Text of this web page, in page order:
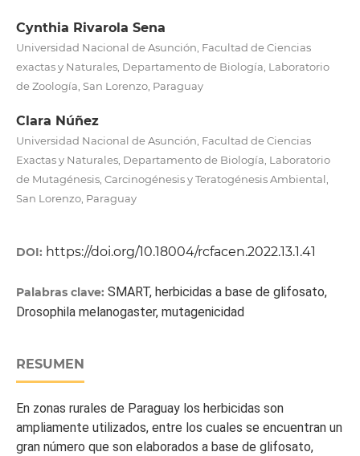
Cynthia Rivarola Sena
Universidad Nacional de Asunción, Facultad de Ciencias
exactas y Naturales, Departamento de Biología, Laboratorio
de Zoología, San Lorenzo, Paraguay
Clara Núñez
Universidad Nacional de Asunción, Facultad de Ciencias
Exactas y Naturales, Departamento de Biología, Laboratorio
de Mutagénesis, Carcinogénesis y Teratogénesis Ambiental,
San Lorenzo, Paraguay
DOI: https://doi.org/10.18004/rcfacen.2022.13.1.41
Palabras clave: SMART, herbicidas a base de glifosato,
Drosophila melanogaster, mutagenicidad
RESUMEN
En zonas rurales de Paraguay los herbicidas son
ampliamente utilizados, entre los cuales se encuentran un
gran número que son elaborados a base de glifosato,